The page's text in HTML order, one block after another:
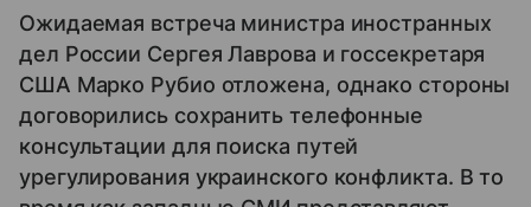
Ожидаемая встреча министра иностранных
дел России Сергея Лаврова и госсекретаря
США Марко Рубио отложена, однако стороны
договорились сохранить телефонные
консультации для поиска путей
урегулирования украинского конфликта. В то